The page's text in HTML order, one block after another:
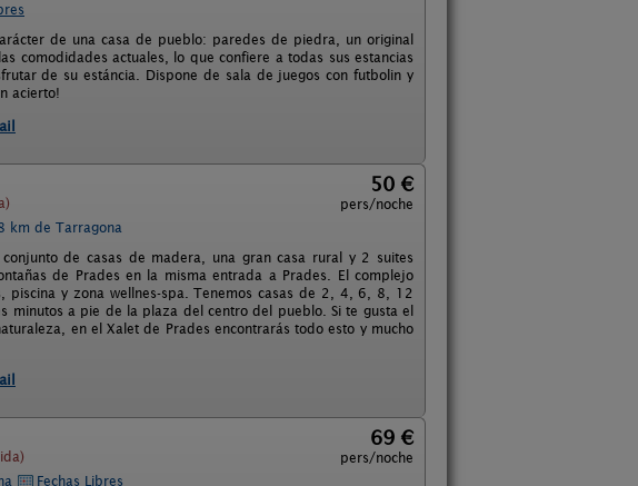
de una casa de pueblo: paredes de piedra, un original
comodidades actuales, lo que confiere a todas sus estancias
de su estáncia. Dispone de sala de juegos con futbolin y
acierto!
50 €
pers/noche
km de Tarragona
de casas de madera, una gran casa rural y 2 suites
de Prades en la misma entrada a Prades. El complejo
piscina y zona wellnes-spa. Tenemos casas de 2, 4, 6, 8, 12
minutos a pie de la plaza del centro del pueblo. Si te gusta el
en el Xalet de Prades encontrarás todo esto y mucho
69 €
pers/noche
Fechas Libres